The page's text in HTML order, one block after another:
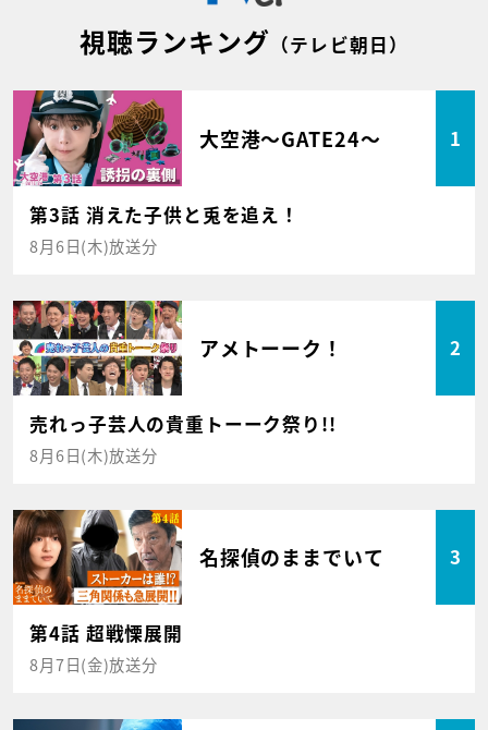
視聴ランキング （テレビ朝日）
大空港～GATE24～ 1
第3話 消えた子供と兎を追え！
8月6日(木)放送分
アメトーーク！ 2
売れっ子芸人の貴重トーーク祭り!!
8月6日(木)放送分
名探偵のままでいて 3
第4話 超戦慄展開
8月7日(金)放送分